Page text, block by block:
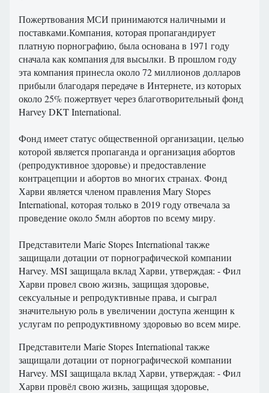
Пожертвования МСИ принимаются наличными и
поставками.Компания, которая пропагандирует
платную порнографию, была основана в 1971 году
сначала как компания для высылки. В прошлом году
эта компания принесла около 72 миллионов долларов
прибыли благодаря передаче в Интернете, из которых
около 25% пожертвует через благотворительный фонд
Harvey DKT International.
Фонд имеет статус общественной организации, целью
которой является пропаганда и организация абортов
(репродуктивное здоровье) и предоставление
контрацепции и абортов во многих странах. Фонд
Харви является членом правления Mary Stopes
International, которая только в 2019 году отвечала за
проведение около 5млн абортов по всему миру.
Представители Marie Stopes International также
защищали дотации от порнографической компании
Harvey. MSI защищала вклад Харви, утверждая: - Фил
Харви провел свою жизнь, защищая здоровье,
сексуальные и репродуктивные права, и сыграл
значительную роль в увеличении доступа женщин к
услугам по репродуктивному здоровью во всем мире.
Представители Marie Stopes International также
защищали дотации от порнографической компании
Harvey. MSI защищала вклад Харви, утверждая: - Фил
Харви провёл свою жизнь, защищая здоровье,